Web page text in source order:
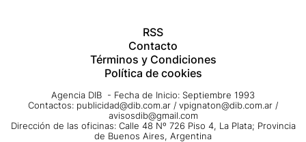
RSS
Contacto
Términos y Condiciones
Política de cookies
Agencia DIB - Fecha de Inicio: Septiembre 1993
Contactos: publicidad@dib.com.ar / vpignaton@dib.com.ar /
avisosdib@gmail.com
Dirección de las oficinas: Calle 48 Nº 726 Piso 4, La Plata; Provincia
de Buenos Aires, Argentina